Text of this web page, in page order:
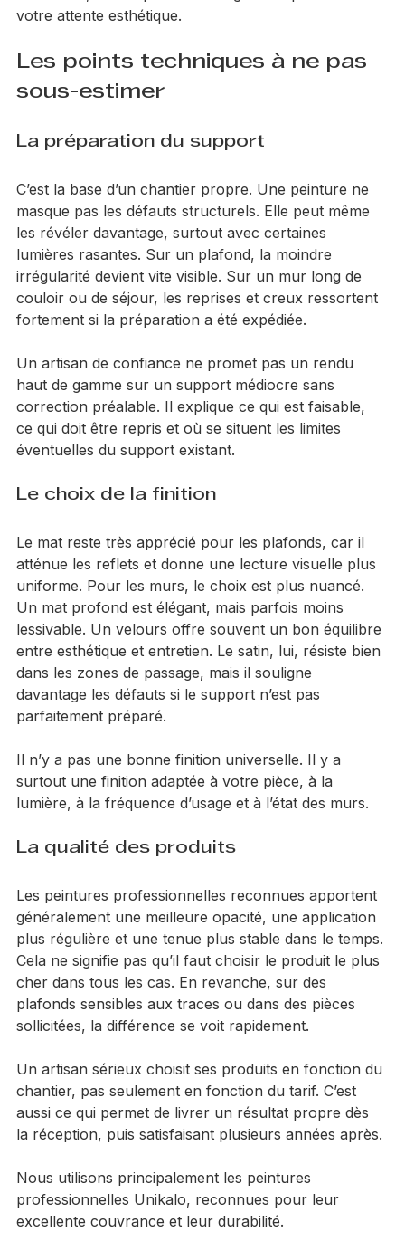
Là encore, tout dépend de l’usage de la pièce et de
Les points techniques à ne pas
C’est la base d’un chantier propre. Une peinture ne
masque pas les défauts structurels. Elle peut même
les révéler davantage, surtout avec certaines
lumières rasantes. Sur un plafond, la moindre
irrégularité devient vite visible. Sur un mur long de
couloir ou de séjour, les reprises et creux ressortent
Un artisan de confiance ne promet pas un rendu
haut de gamme sur un support médiocre sans
correction préalable. Il explique ce qui est faisable,
ce qui doit être repris et où se situent les limites
Le mat reste très apprécié pour les plafonds, car il
atténue les reflets et donne une lecture visuelle plus
uniforme. Pour les murs, le choix est plus nuancé.
Un mat profond est élégant, mais parfois moins
lessivable. Un velours offre souvent un bon équilibre
entre esthétique et entretien. Le satin, lui, résiste bien
dans les zones de passage, mais il souligne
davantage les défauts si le support n’est pas
Il n’y a pas une bonne finition universelle. Il y a
surtout une finition adaptée à votre pièce, à la
Les peintures professionnelles reconnues apportent
généralement une meilleure opacité, une application
plus régulière et une tenue plus stable dans le temps.
Cela ne signifie pas qu’il faut choisir le produit le plus
cher dans tous les cas. En revanche, sur des
plafonds sensibles aux traces ou dans des pièces
Un artisan sérieux choisit ses produits en fonction du
chantier, pas seulement en fonction du tarif. C’est
aussi ce qui permet de livrer un résultat propre dès
Nous utilisons principalement les peintures
professionnelles Unikalo, reconnues pour leur